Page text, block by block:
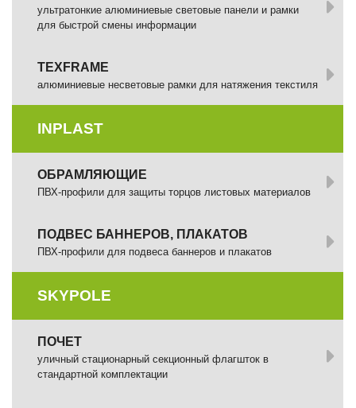
ультратонкие алюминиевые световые панели и рамки
для быстрой смены информации
TEXFRAME
алюминиевые несветовые рамки для натяжения текстиля
INPLAST
ОБРАМЛЯЮЩИЕ
ПВХ-профили для защиты торцов листовых материалов
ПОДВЕС БАННЕРОВ, ПЛАКАТОВ
ПВХ-профили для подвеса баннеров и плакатов
SKYPOLE
ПОЧЕТ
уличный стационарный секционный флагшток в
стандартной комплектации